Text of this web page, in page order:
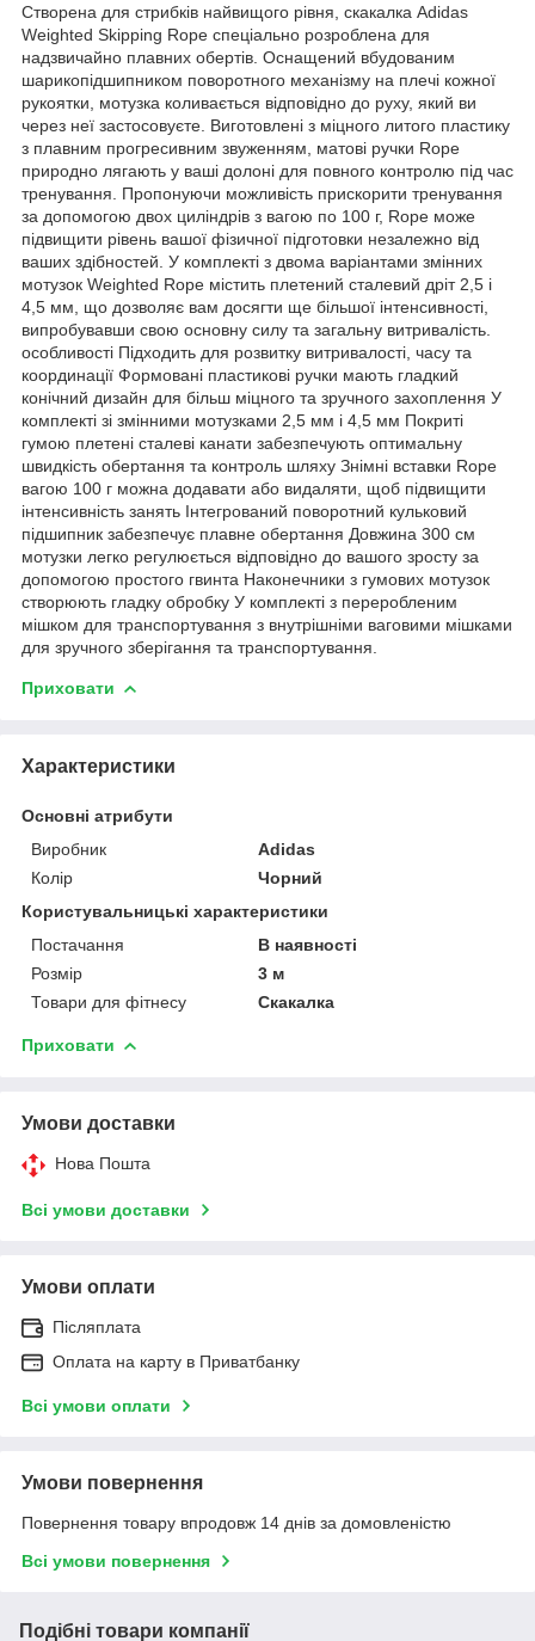
Створена для стрибків найвищого рівня, скакалка Adidas
Weighted Skipping Rope спеціально розроблена для
надзвичайно плавних обертів. Оснащений вбудованим
шарикопідшипником поворотного механізму на плечі кожної
рукоятки, мотузка коливається відповідно до руху, який ви
через неї застосовуєте. Виготовлені з міцного литого пластику
з плавним прогресивним звуженням, матові ручки Rope
природно лягають у ваші долоні для повного контролю під час
тренування. Пропонуючи можливість прискорити тренування
за допомогою двох циліндрів з вагою по 100 г, Rope може
підвищити рівень вашої фізичної підготовки незалежно від
ваших здібностей. У комплекті з двома варіантами змінних
мотузок Weighted Rope містить плетений сталевий дріт 2,5 і
4,5 мм, що дозволяє вам досягти ще більшої інтенсивності,
випробувавши свою основну силу та загальну витривалість.
особливості Підходить для розвитку витривалості, часу та
координації Формовані пластикові ручки мають гладкий
конічний дизайн для більш міцного та зручного захоплення У
комплекті зі змінними мотузками 2,5 мм і 4,5 мм Покриті
гумою плетені сталеві канати забезпечують оптимальну
швидкість обертання та контроль шляху Знімні вставки Rope
вагою 100 г можна додавати або видаляти, щоб підвищити
інтенсивність занять Інтегрований поворотний кульковий
підшипник забезпечує плавне обертання Довжина 300 см
мотузки легко регулюється відповідно до вашого зросту за
допомогою простого гвинта Наконечники з гумових мотузок
створюють гладку обробку У комплекті з переробленим
мішком для транспортування з внутрішніми ваговими мішками
для зручного зберігання та транспортування.
Приховати
Характеристики
Основні атрибути
Виробник
Adidas
Колір
Чорний
Користувальницькі характеристики
Постачання
В наявності
Розмір
3 м
Товари для фітнесу
Скакалка
Приховати
Умови доставки
Нова Пошта
Всі умови доставки
Умови оплати
Післяплата
Оплата на карту в Приватбанку
Всі умови оплати
Умови повернення
Повернення товару впродовж 14 днів за домовленістю
Всі умови повернення
Подібні товари компанії